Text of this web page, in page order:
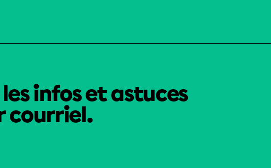
infos et astuces
courriel.